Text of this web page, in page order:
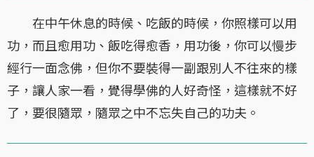
在中午休息的時候、吃飯的時候，你照樣可以用
功，而且愈用功、飯吃得愈香，用功後，你可以慢步
經行一面念佛，但你不要裝得一副跟別人不往來的樣
子，讓人家一看，覺得學佛的人好奇怪，這樣就不好
了，要很隨眾，隨眾之中不忘失自己的功夫。